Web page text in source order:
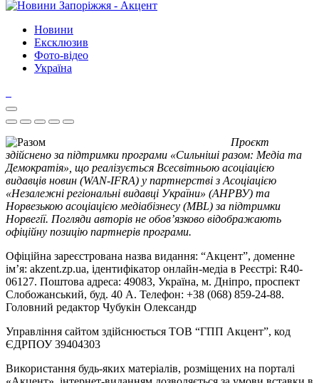
Новини
Ексклюзив
Фото-відео
Україна
Проєкт
здійснено за підтримки програми «Сильніші разом: Медіа та
Демократія», що реалізується Всесвітньою асоціацією
видавців новин (WAN-IFRA) у партнерстві з Асоціацією
«Незалежні регіональні видавці України» (АНРВУ) та
Норвезькою асоціацією медіабізнесу (MBL) за підтримки
Норвегії. Погляди авторів не обов’язково відображають
офіційну позицію партнерів програми.
Офіційна зареєстрована назва видання: “Акцент”, доменне
ім’я: akzent.zp.ua, ідентифікатор онлайн-медіа в Реєстрі: R40-
06127. Поштова адреса: 49083, Україна, м. Дніпро, проспект
Слобожанський, буд. 40 А. Телефон: +38 (068) 859-24-88.
Головний редактор Чубукін Олександр
Управління сайтом здійснюється ТОВ “ГПП Акцент”, код
ЄДРПОУ 39404303
Використання будь-яких матеріалів, розміщених на порталі